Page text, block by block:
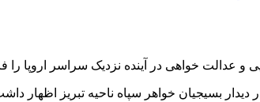
عدالت خواهی در آینده نزدیک سراسر اروپا را
بسیجیان خواهر سپاه ناحیه تبریز اظهار